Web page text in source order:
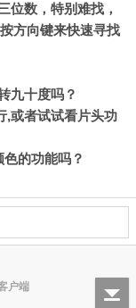
位数，特别难找，
方向键来快速寻找
九十度吗？
,或者试试看片头功
的功能吗？
户端